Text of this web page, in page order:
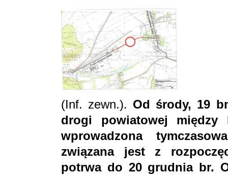
(Inf. zewn.). Od środy, 19
drogi powiatowej między
wprowadzona
związana jest z
potrwa do 20 grudnia br.